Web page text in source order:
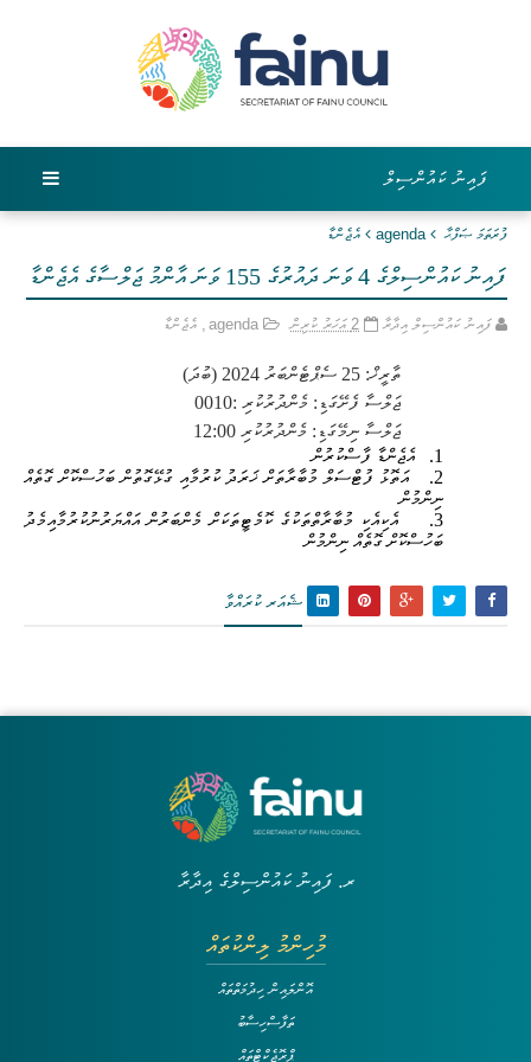
ފައިނު ކައުންސިލް
ފުރަތަމަ ޞަފްޙާ agenda އެޖެންޑާ
ފައިނު ކައުންސިލްގެ 4 ވަނަ ދައުރުގެ 155 ވަނަ އާންމު ޖަލްސާގެ އެޖެންޑާ
ފައިނު ކައުންސިލް އިދާރާ 2 އަހަރު ކުރިން agenda
, އެޖެންޑާ
ތާރީޚް:25 ސެޕްޓެންބަރު 2024 (ބުދަ)
ޖަލްސާ ފެށޭގަޑި: މެންދުރުކުރި 10:
00
ޖަލްސާ ނިމޭގަޑި: މެންދުރުކުރި 12:00
1.
އެޖެންޑާ ފާސްކުރުން
2.
އަތޮޅު ފުޓްސަލް މުބާރާތަށް ޚަރަދު ކުރުމާއި ގުޅޭގޮތުން ބަހުސްކޮށް ގޮތެއް
ނިންމުން
3.
އެކިއެކި މުބާރާތްތަކުގެ ކޮމެޓީތަކަށް މެންބަރުން އައްޔަރުނުކުރުމާއިމެދު
ބަހުސްކޮށް ގޮތެއް ނިންމުން
ޝެއަރ ކުރައްވާ
ރ. ފައިނު ކައުންސިލްގެ އިދާރާ
މުހިންމު ލިންކުތައް
އޮންލައިން ހިދުމަތްތައް
ތަފާސްހިސާބު
ޕްރޮޖެކްޓްތައް